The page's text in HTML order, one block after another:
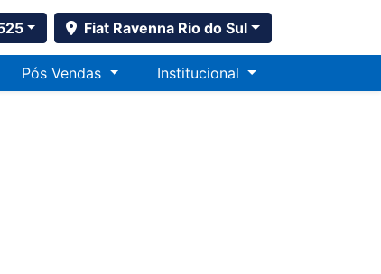
Fiat Ravenna Rio do Sul
Pós Vendas Institucional